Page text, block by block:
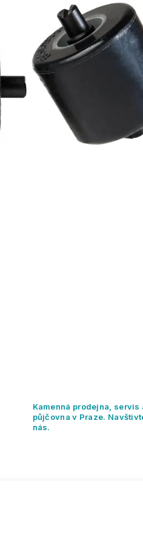
Kamenná prodejna, servis
půjčovna v Praze.
nás.